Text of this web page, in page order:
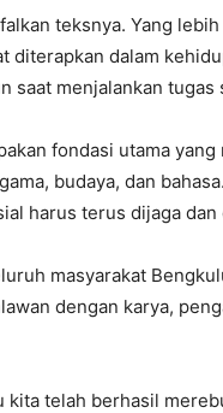
teksnya. Yang
diterapkan dalam
saat menjalankan
fondasi utama
budaya, dan
harus terus dijaga
masyarakat
dengan karya,
kita telah berhasil